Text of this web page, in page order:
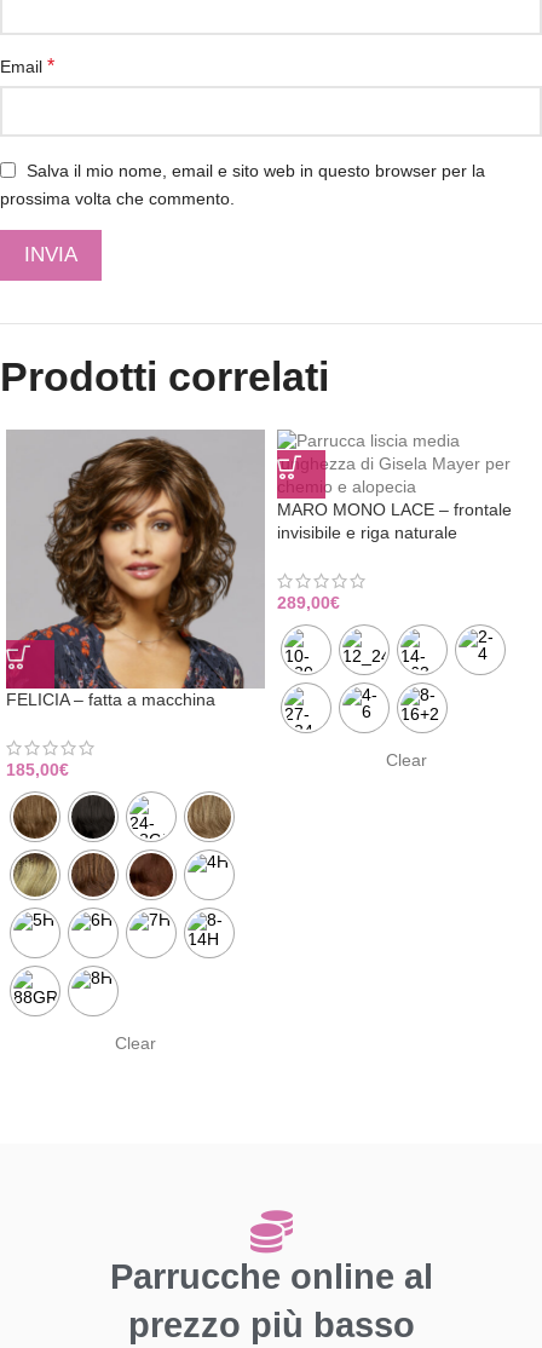
Email *
Salva il mio nome, email e sito web in questo browser per la
prossima volta che commento.
Prodotti correlati
FELICIA – fatta a macchina
185,00€
Clear
MARO MONO LACE – frontale
invisibile e riga naturale
289,00€
Clear
Parrucche online al
prezzo più basso